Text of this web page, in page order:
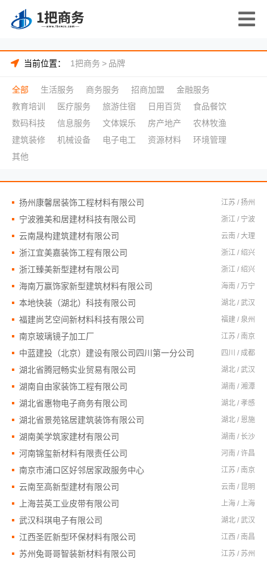
当前位置： 1把商务 > 品牌
全部 生活服务 商务服务 招商加盟
金融服务
教育培训
医疗服务 旅游住宿 日用百货
食品餐饮
数码科技
信息服务 文体娱乐 房产地产
农林牧渔
建筑装修
机械设备 电子电工 资源材料
环境管理
其他
扬州康馨居装饰工程材料有限公司 江苏 / 扬州
宁波雅美和居建材科技有限公司 浙江 / 宁波
云南晟构建筑建材有限公司 云南 / 大理
浙江宜美嘉装饰工程有限公司 浙江 / 绍兴
浙江臻美新型建材有限公司 浙江 / 绍兴
海南万赢饰家新型建筑材料有限公司 海南 / 万宁
本地快装（湖北）科技有限公司 湖北 / 武汉
福建尚艺空间新材料科技有限公司 福建 / 泉州
南京玻璃镜子加工厂 江苏 / 南京
中蓝建投（北京）建设有限公司四川第一分公司 四川 / 成都
湖北省腾冠畅实业贸易有限公司 湖北 / 武汉
湖南自由家装饰工程有限公司 湖南 / 湘潭
湖北省惠物电子商务有限公司 湖北 / 孝感
湖北省景苑铭居建筑装饰有限公司 湖北 / 恩施
湖南美学筑家建材有限公司 湖南 / 长沙
河南锦玺新材料有限责任公司 河南 / 许昌
南京市浦口区好邻居家政服务中心 江苏 / 南京
云南至高新型建材有限公司 云南 / 昆明
上海芸英工业皮带有限公司 上海 / 上海
武汉科琪电子有限公司 湖北 / 武汉
江西圣匠新型环保材料有限公司 江西 / 南昌
苏州兔哥哥智装新材料有限公司 江苏 / 苏州